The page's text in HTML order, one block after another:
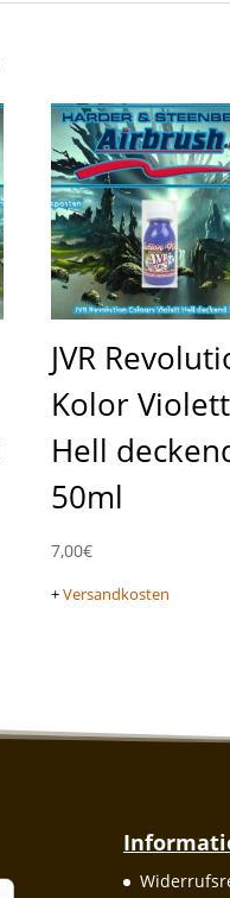
JVR
Kolor Violett
Hell
50ml
7,00€
+Versandkosten